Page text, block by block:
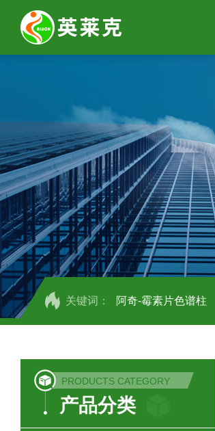
关键词： 阿奇-霉素片色谱柱
COSMOSIL
菟丝子 柠檬黄色谱柱
PRODUCTS CATEGORY
产品分类